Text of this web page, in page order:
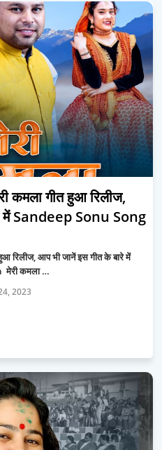
कमला गीत हुआ रिलीज,
में Sandeep Sonu Song
रिलीज, आप भी जानें इस गीत के बारे में
कमला …
24, 2023